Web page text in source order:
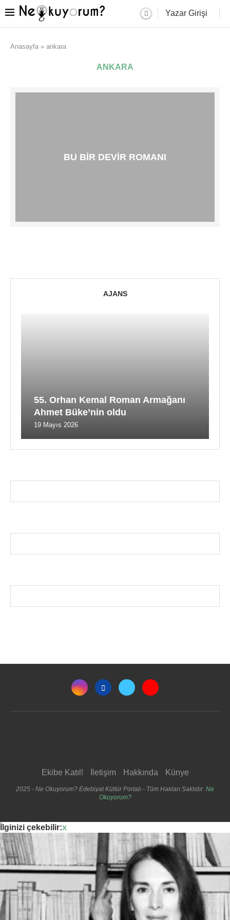
Yazar Girişi
Anasayfa » ankara
ANKARA
BU BIR DEVIR ROMANI
AJANS
55. Orhan Kemal Roman Armağanı
Ahmet Büke’nin oldu
19 Mayıs 2026
Ekibe Katıl! İletişim Hakkında Künye
2025 - Ne Okuyorum? Edebiyat Kültür Portalı - Tüm Hakları Saklıdır. Ne
Okuyorum?
İlginizi çekebilir:x